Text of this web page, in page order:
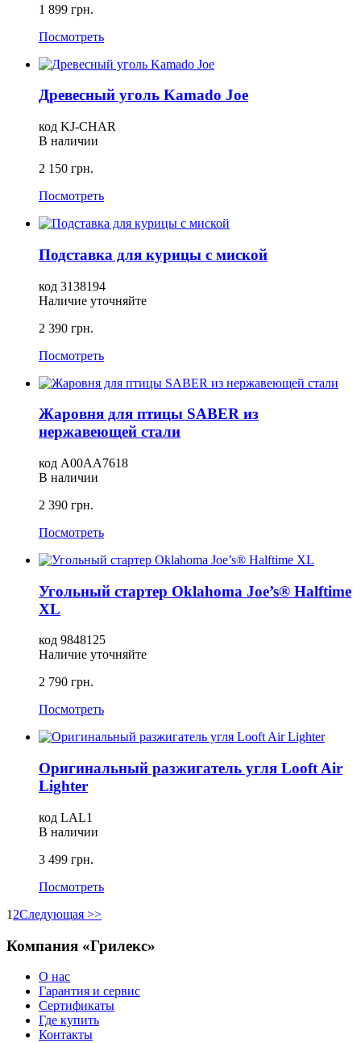
1 899 грн.
Посмотреть
Древесный уголь Kamado Joe
код KJ-CHAR
В наличии
2 150 грн.
Посмотреть
Подставка для курицы с миской
код 3138194
Наличие уточняйте
2 390 грн.
Посмотреть
Жаровня для птицы SABER из
нержавеющей стали
код A00AA7618
В наличии
2 390 грн.
Посмотреть
Угольный стартер Oklahoma Joe’s® Halftime
XL
код 9848125
Наличие уточняйте
2 790 грн.
Посмотреть
Оригинальный разжигатель угля Looft Air
Lighter
код LAL1
В наличии
3 499 грн.
Посмотреть
1 2Следующая >>
Компания «Грилекс»
О нас
Гарантия и сервис
Сертификаты
Где купить
Контакты